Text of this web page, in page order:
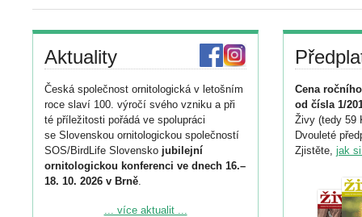
Aktuality
Česká společnost ornitologická v letošním
roce slaví 100. výročí svého vzniku a při
té příležitosti pořádá ve spolupráci
se Slovenskou ornitologickou společností
SOS/BirdLife Slovensko jubilejní
ornitologickou konferenci ve dnech 16.–
18. 10. 2026 v Brně.
Podrobnější informace ke konferenci
... více aktualit ...
Cena
od čísla 1/
Živy (tedy 59
Dvouleté
Zjistěte, jak